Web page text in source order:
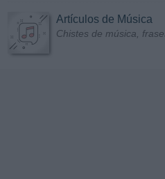
Artículos de Música
Chistes de música,